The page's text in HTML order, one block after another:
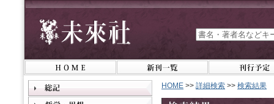
HOME >> 詳細検索 >> 検索結果